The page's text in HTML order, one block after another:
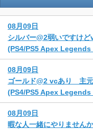
08月09日
シルバー@2弱いですけ
(PS4/PS5 Apex Legends
08月09日
ゴールド@2 vcあり 主
(PS4/PS5 Apex Legends
08月09日
暇な人一緒にやりません